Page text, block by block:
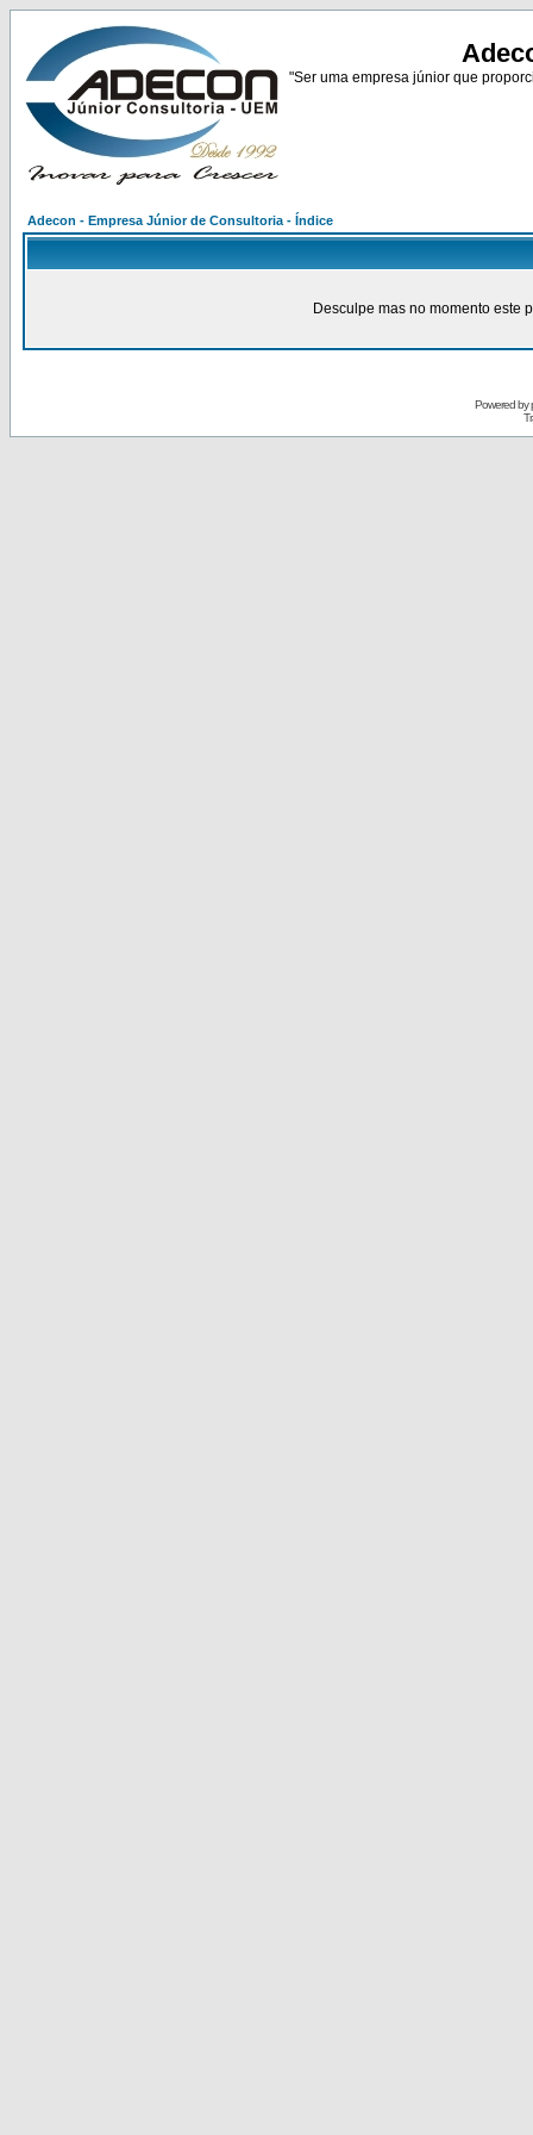
"Ser uma empresa júnior que
Adecon - Empresa Júnior de Consultoria - Índice
Desculpe mas no momento este
Powered by